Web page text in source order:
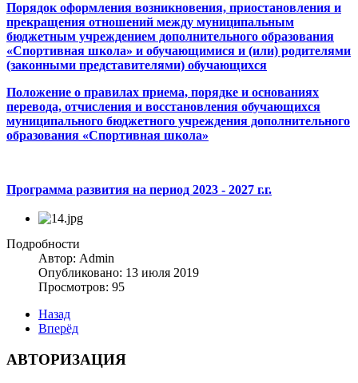
Порядок оформления возникновения, приостановления и
прекращения отношений между муниципальным
бюджетным учреждением дополнительного образования
«Спортивная школа» и обучающимися и (или) родителями
(законными представителями) обучающихся
Положение о правилах приема, порядке и основаниях
перевода, отчисления и восстановления обучающихся
муниципального бюджетного учреждения дополнительного
образования «Спортивная школа»
Программа развития на период 2023 - 2027 г.г.
Подробности
Автор: Admin
Опубликовано: 13 июля 2019
Просмотров: 95
Назад
Вперёд
АВТОРИЗАЦИЯ